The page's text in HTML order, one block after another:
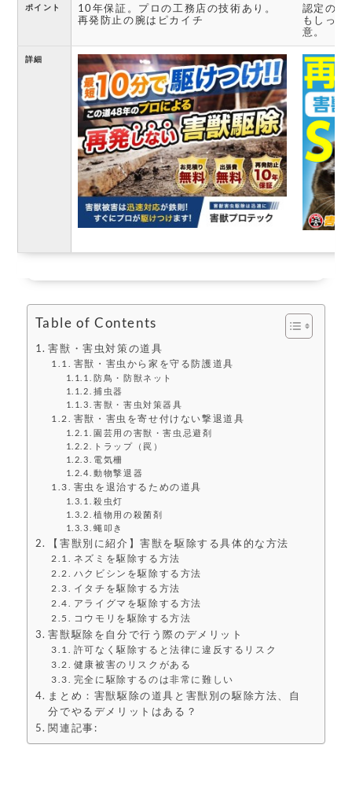
ポイント
10年保証。プロの工務店の技術あり。
再発防止の腕はピカイチ
認定の薬
もしっ
意。
詳細
Table of Contents
害獣・害虫対策の道具
害獣・害虫から家を守る防護道具
防鳥・防獣ネット
捕虫器
害獣・害虫対策器具
害獣・害虫を寄せ付けない撃退道具
園芸用の害獣・害虫忌避剤
トラップ（罠）
電気柵
動物撃退器
害虫を退治するための道具
殺虫灯
植物用の殺菌剤
蠅叩き
【害獣別に紹介】害獣を駆除する具体的な方法
ネズミを駆除する方法
ハクビシンを駆除する方法
イタチを駆除する方法
アライグマを駆除する方法
コウモリを駆除する方法
害獣駆除を自分で行う際のデメリット
許可なく駆除すると法律に違反するリスク
健康被害のリスクがある
完全に駆除するのは非常に難しい
まとめ：害獣駆除の道具と害獣別の駆除方法、自
分でやるデメリットはある？
関連記事: